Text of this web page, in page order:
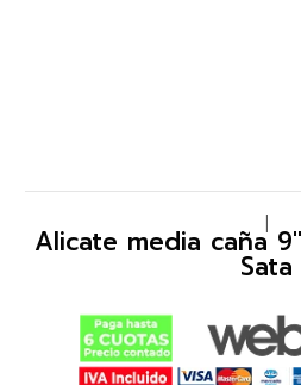
Alicate media caña
Sata